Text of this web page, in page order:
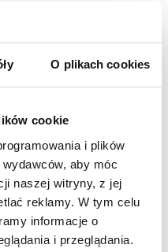
O plikach cookies
cookie
i plików
aby móc
naszej witryny, z jej
reklamy. W tym celu
informacje o
i przeglądania.
opakowanie: